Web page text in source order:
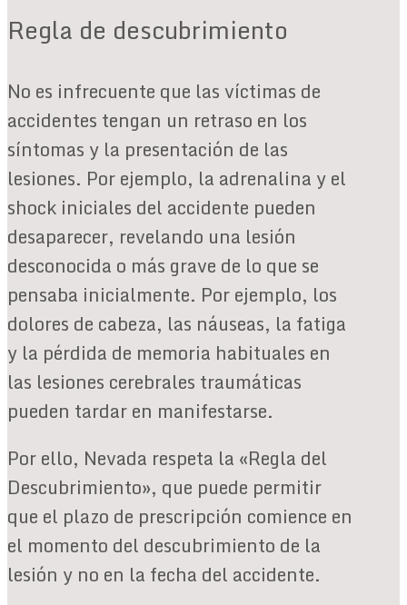
Regla de descubrimiento
No es infrecuente que las víctimas de
accidentes tengan un retraso en los
síntomas y la presentación de las
lesiones. Por ejemplo, la adrenalina y el
shock iniciales del accidente pueden
desaparecer, revelando una lesión
desconocida o más grave de lo que se
pensaba inicialmente. Por ejemplo, los
dolores de cabeza, las náuseas, la fatiga
y la pérdida de memoria habituales en
las lesiones cerebrales traumáticas
pueden tardar en manifestarse.
Por ello, Nevada respeta la «Regla del
Descubrimiento», que puede permitir
que el plazo de prescripción comience en
el momento del descubrimiento de la
lesión y no en la fecha del accidente.